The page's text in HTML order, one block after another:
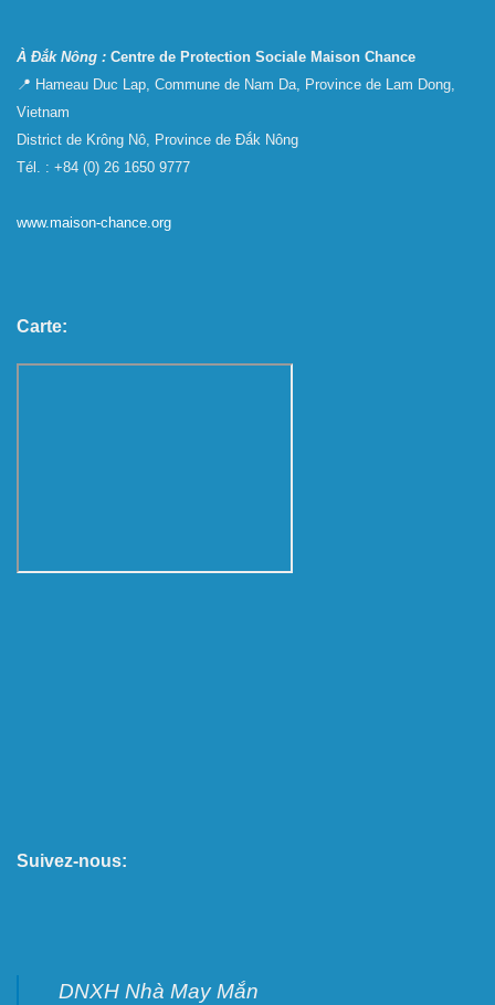
À Đắk Nông : Centre de Protection Sociale Maison Chance
📍 Hameau Duc Lap, Commune de Nam Da, Province de Lam Dong,
Vietnam
District de Krông Nô, Province de Đắk Nông
Tél. : +84 (0) 26 1650 9777
www.maison-chance.org
Carte:
Suivez-nous:
DNXH Nhà May Mắn